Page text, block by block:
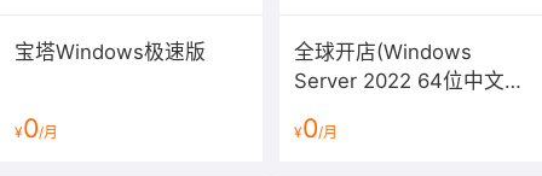
宝塔Windows极速版
¥0/月
全球开店(Windows
Server 2022 64位中文版
¥0/月